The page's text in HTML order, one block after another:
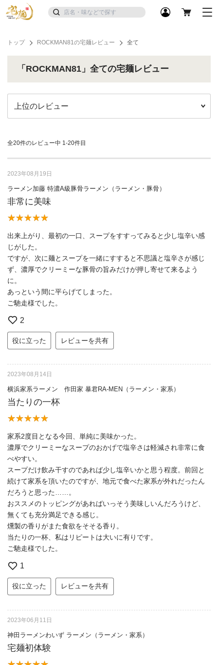
トップ ROCKMAN81の宅麺レビュー 全て
「ROCKMAN81」全ての宅麺レビュー
全20件のレビュー中 1-20件目
2023年08月19日
ラーメン加藤 特濃A級豚骨ラーメン（ラーメン・豚骨）
非常に美味
出来上がり、最初の一口、スープをすすってみると少し塩辛い感
じがした。
ですが、次に麺とスープを一緒にすすると不思議と塩辛さが感じ
ず、濃厚でクリーミーな豚骨の旨みだけが押し寄せて来るよう
に。
あっという間に平らげてしまった。
ご馳走様でした。
2
役に立った レビューを共有
2023年08月14日
横浜家系ラーメン 作田家 暴君RA-MEN（ラーメン・家系）
当たりの一杯
家系2度目となる今回、単純に美味かった。
濃厚でクリーミーなスープのおかげで塩辛さは軽減され非常に食
べやすい。
スープだけ飲み干すのであれば少し塩辛いかと思う程度。前回と
続けて家系を頂いたのですが、地元で食べた家系が外れだったん
だろうと思った……。
おススメのトッピングがあればいっそう美味しいんだろうけど、
無くても充分満足できる感じ。
燻製の香りがまた食欲をそそる香り。
当たりの一杯、私はリピートは大いに有りです。
ご馳走様でした。
1
役に立った レビューを共有
2023年06月11日
神田ラーメンわいず ラーメン（ラーメン・家系）
宅麺初体験